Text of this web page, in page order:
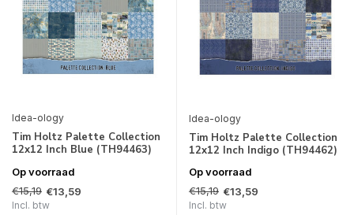
Idea-ology
Tim Holtz Palette Collection
12x12 Inch Blue (TH94463)
Op voorraad
€15,19 €13,59
Incl. btw
Idea-ology
Tim Holtz Palette Collection
12x12 Inch Indigo (TH94462)
Op voorraad
€15,19 €13,59
Incl. btw